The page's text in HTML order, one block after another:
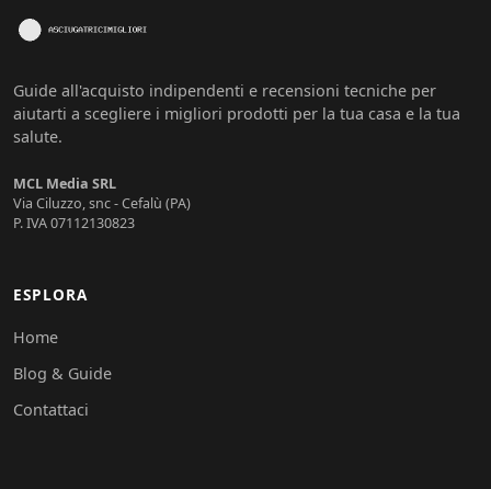
Guide all'acquisto indipendenti e recensioni tecniche per
aiutarti a scegliere i migliori prodotti per la tua casa e la tua
salute.
MCL Media SRL
Via Ciluzzo, snc - Cefalù (PA)
P. IVA 07112130823
ESPLORA
Home
Blog & Guide
Contattaci